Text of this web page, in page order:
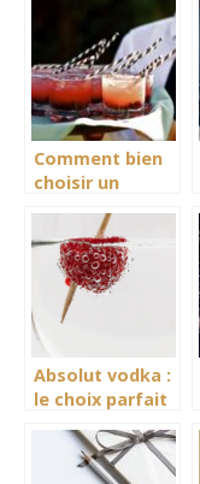
enneigés
Comment bien
choisir un
événementiel à
La Rochelle
pour une
réception
réussie
Absolut vodka :
le choix parfait
soirées